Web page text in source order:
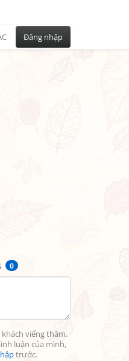
Đăng nhập
0
viếng thăm.
luận của mình,
trước.